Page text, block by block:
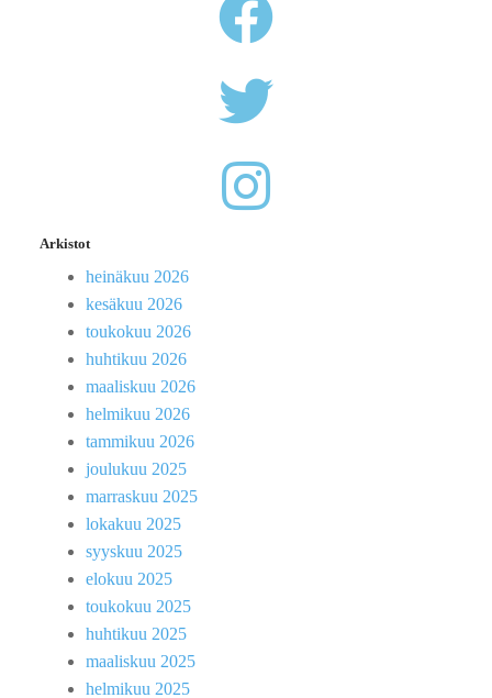
Arkistot
heinäkuu 2026
kesäkuu 2026
toukokuu 2026
huhtikuu 2026
maaliskuu 2026
helmikuu 2026
tammikuu 2026
joulukuu 2025
marraskuu 2025
lokakuu 2025
syyskuu 2025
elokuu 2025
toukokuu 2025
huhtikuu 2025
maaliskuu 2025
helmikuu 2025